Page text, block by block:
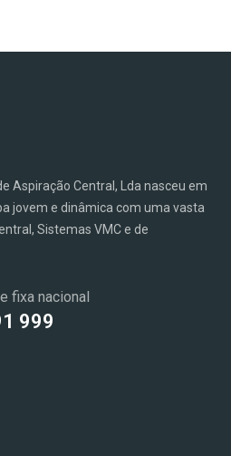
Aspiração Central, Lda nasceu em
jovem e dinâmica com uma vasta
Sistemas VMC e de
fixa nacional
999